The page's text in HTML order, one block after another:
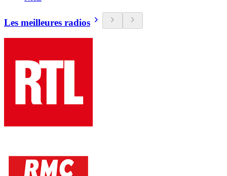
Les meilleures radios